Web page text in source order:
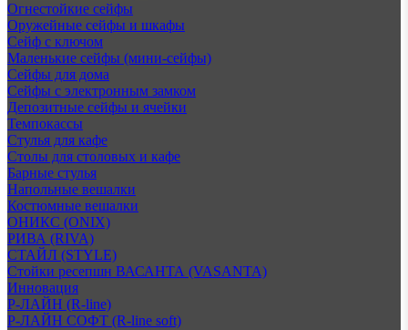
Огнестойкие сейфы
Оружейные сейфы и шкафы
Сейф с ключом
Маленькие сейфы (мини-сейфы)
Сейфы для дома
Сейфы с электронным замком
Депозитные сейфы и ячейки
Темпокассы
Стулья для кафе
Столы для столовых и кафе
Барные стулья
Напольные вешалки
Костюмные вешалки
ОНИКС (ONIX)
РИВА (RIVA)
СТАЙЛ (STYLE)
Стойки ресепшн ВАСАНТА (VASANTA)
Инновация
Р-ЛАЙН (R-line)
Р-ЛАЙН СОФТ (R-line soft)